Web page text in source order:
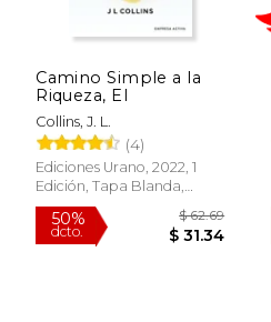
15%
dcto.
Camino Simple a la
Riqueza, El
Collins, J. L.
(4)
Ediciones Urano, 2022, 1
Edición, Tapa Blanda,
Nuevo